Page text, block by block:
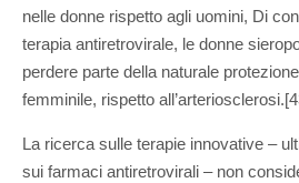
nelle donne rispetto agli uomini, Di
terapia antiretrovirale, le donne
perdere parte della naturale
femminile, rispetto
La ricerca sulle terapie innovative –
sui farmaci antiretrovirali – non